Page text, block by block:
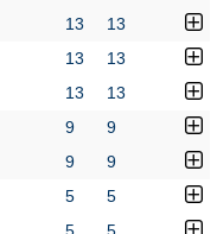
13
13
13
13
13
13
9
9
9
9
5
5